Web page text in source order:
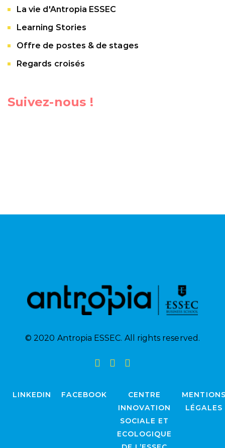
La vie d'Antropia ESSEC
Learning Stories
Offre de postes & de stages
Regards croisés
Suivez-nous !
© 2020 Antropia ESSEC. All rights reserved.
LINKEDIN FACEBOOK
CENTRE
INNOVATION
SOCIALE ET
ECOLOGIQUE
LÉGALES